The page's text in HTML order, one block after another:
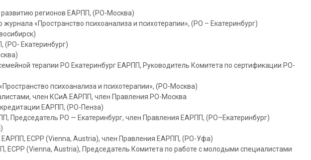
регионов ЕАРПП, (РО-Москва)
«Пространство психоанализа и психотерапии», (РО – Екатеринбург)
(РО- Екатеринбург)
терапии РО Екатеринбург ЕАРПП, Руководитель Комитета по сертификации РО-
психоанализа и психотерапии», (РО-Москва)
член КСиА ЕАРПП, член Правления РО-Москва
ЕАРПП, (РО-Пенза)
Председатель РО — Екатеринбург, член Правления ЕАРПП, (РО–Екатеринбург)
ЕСРР (Vienna, Austria), член Правления ЕАРПП, (РО-Уфа)
ЕСРР (Vienna, Austria), Председатель Комитета по работе с молодыми специалистами